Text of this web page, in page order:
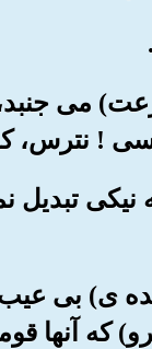
می
نترس، که
نیکی
ی) بی
که آنها